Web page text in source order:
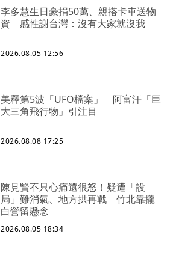
李多慧生日豪捐50萬、親搭卡車送物
資 感性謝台灣：沒有大家就沒我
2026.08.05 12:56
美釋第5波「UFO檔案」 阿富汗「巨
大三角飛行物」引注目
2026.08.08 17:25
陳見賢不只心痛還很怒！疑遭「設
局」難消氣、地方拱再戰 竹北靠攏
白營留懸念
2026.08.05 18:34